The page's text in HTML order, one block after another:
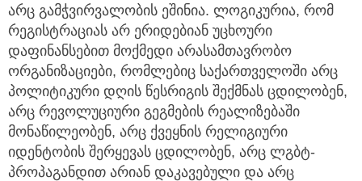
არც გამჭვირვალობის ეშინია. ლოგიკურია, რომ
რეგისტრაციას არ ერიდებიან უცხოური
დაფინანსებით მოქმედი არასამთავრობო
ორგანიზაციები, რომლებიც საქართველოში არც
პოლიტიკური დღის წესრიგის შექმნას ცდილობენ,
არც რევოლუციური გეგმების რეალიზებაში
მონაწილეობენ, არც ქვეყნის რელიგიური
იდენტობის შერყევას ცდილობენ, არც ლგბტ-
პროპაგანდით არიან დაკავებული და არც